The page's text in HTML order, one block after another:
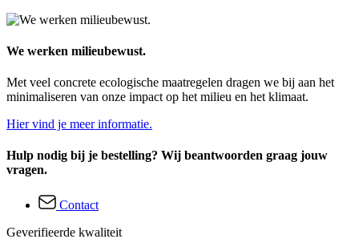
We werken milieubewust.
Met veel concrete ecologische maatregelen dragen we bij aan het
minimaliseren van onze impact op het milieu en het klimaat.
Hier vind je meer informatie.
Hulp nodig bij je bestelling? Wij beantwoorden graag jouw
vragen.
Contact
Geverifieerde kwaliteit